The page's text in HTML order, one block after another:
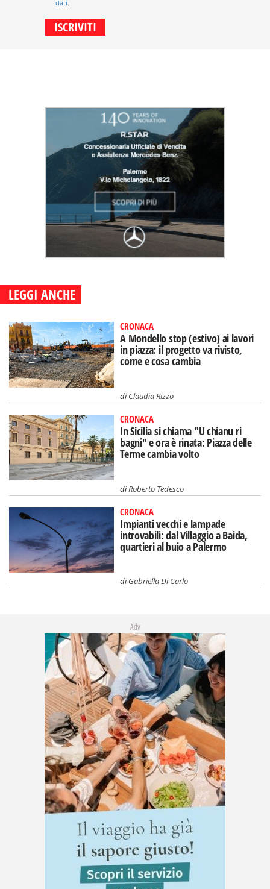
dati.
LEGGI ANCHE
CRONACA
A Mondello stop (estivo) ai lavori
in piazza: il progetto va rivisto,
come e cosa cambia
diClaudia Rizzo
CRONACA
In Sicilia si chiama "U chianu ri
bagni" e ora è rinata: Piazza delle
Terme cambia volto
diRoberto Tedesco
CRONACA
Impianti vecchi e lampade
introvabili: dal Villaggio a Baida,
quartieri al buio a Palermo
diGabriella Di Carlo
Adv